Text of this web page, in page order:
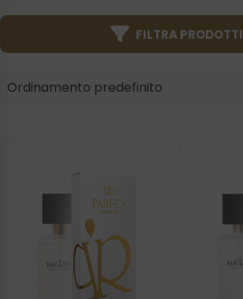
FILTRA PRODOTTI
Product | Sorting
Sort content
Ordinamento predefinito
Sort content